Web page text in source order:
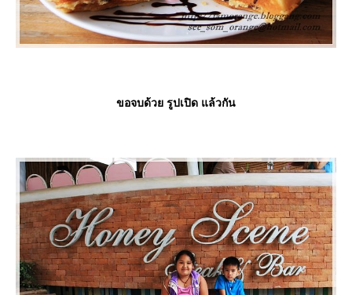
ขอจบด้วย รูปเปิด แล้วกัน